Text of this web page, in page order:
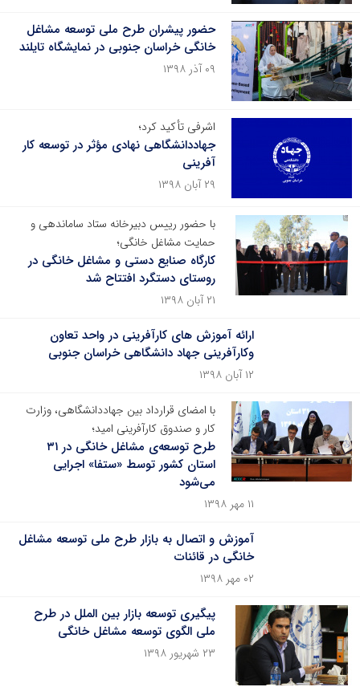
حضور پیشران طرح ملی توسعه مشاغل
خانگی خراسان جنوبی در نمایشگاه تایلند
۰۹ آذر ۱۳۹۸
اشرفی تأکید کرد؛
جهاددانشگاهی نهادی مؤثر در توسعه کار
آفرینی
۲۹ آبان ۱۳۹۸
با حضور رییس دبیرخانه ستاد ساماندهی و
حمایت مشاغل خانگی؛
کارگاه صنایع دستی و مشاغل خانگی در
روستای دستگرد افتتاح شد
۲۱ آبان ۱۳۹۸
ارائه آموزش های کارآفرینی در واحد تعاون
وکارآفرینی جهاد دانشگاهی خراسان جنوبی
۱۲ آبان ۱۳۹۸
با امضای قرارداد بین جهاددانشگاهی، وزارت
کار و صندوق کارآفرینی امید؛
طرح توسعه‌ی مشاغل خانگی در ۳۱
استان کشور توسط «ستفا» اجرایی
می‌شود
۱۱ مهر ۱۳۹۸
آموزش و اتصال به بازار طرح ملی توسعه مشاغل
خانگی در قائنات
۰۲ مهر ۱۳۹۸
پیگیری توسعه بازار بین الملل در طرح
ملی الگوی توسعه مشاغل خانگی
۲۳ شهریور ۱۳۹۸